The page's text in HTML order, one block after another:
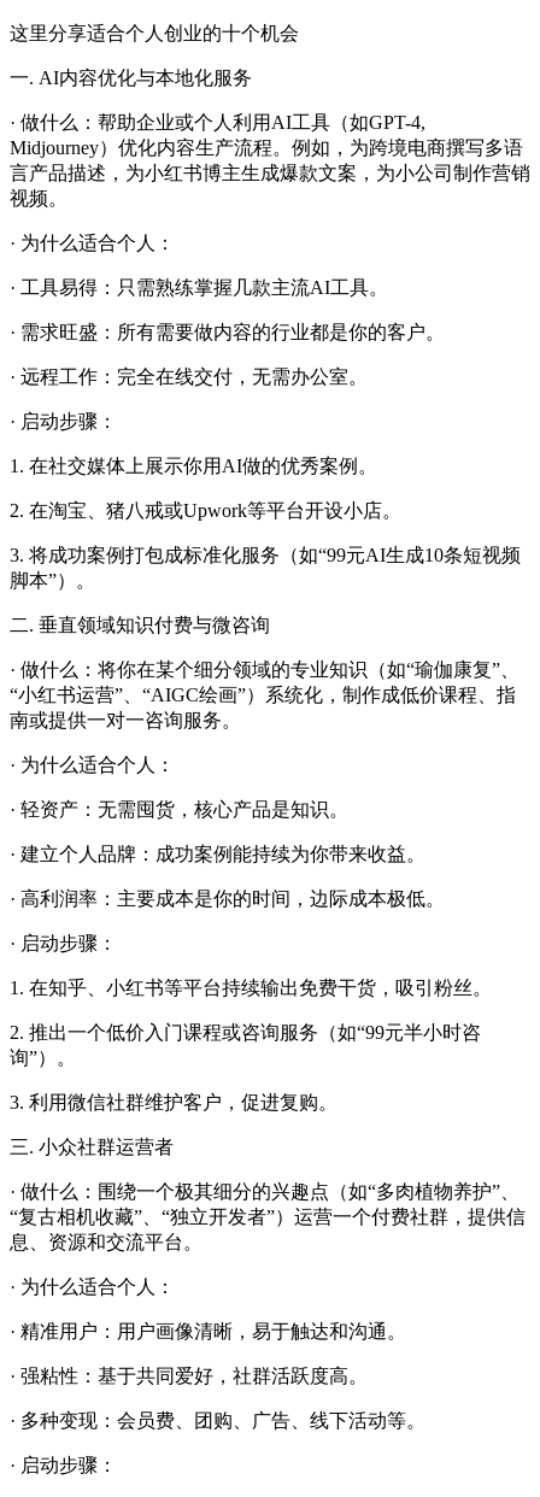
这里分享适合个人创业的十个机会
一. AI内容优化与本地化服务
· 做什么：帮助企业或个人利用AI工具（如GPT-4,
Midjourney）优化内容生产流程。例如，为跨境电商撰写多语
言产品描述，为小红书博主生成爆款文案，为小公司制作营销
视频。
· 为什么适合个人：
· 工具易得：只需熟练掌握几款主流AI工具。
· 需求旺盛：所有需要做内容的行业都是你的客户。
· 远程工作：完全在线交付，无需办公室。
· 启动步骤：
1. 在社交媒体上展示你用AI做的优秀案例。
2. 在淘宝、猪八戒或Upwork等平台开设小店。
3. 将成功案例打包成标准化服务（如“99元AI生成10条短视频
脚本”）。
二. 垂直领域知识付费与微咨询
· 做什么：将你在某个细分领域的专业知识（如“瑜伽康复”、
“小红书运营”、“AIGC绘画”）系统化，制作成低价课程、指
南或提供一对一咨询服务。
· 为什么适合个人：
· 轻资产：无需囤货，核心产品是知识。
· 建立个人品牌：成功案例能持续为你带来收益。
· 高利润率：主要成本是你的时间，边际成本极低。
· 启动步骤：
1. 在知乎、小红书等平台持续输出免费干货，吸引粉丝。
2. 推出一个低价入门课程或咨询服务（如“99元半小时咨
询”）。
3. 利用微信社群维护客户，促进复购。
三. 小众社群运营者
· 做什么：围绕一个极其细分的兴趣点（如“多肉植物养护”、
“复古相机收藏”、“独立开发者”）运营一个付费社群，提供信
息、资源和交流平台。
· 为什么适合个人：
· 精准用户：用户画像清晰，易于触达和沟通。
· 强粘性：基于共同爱好，社群活跃度高。
· 多种变现：会员费、团购、广告、线下活动等。
· 启动步骤：